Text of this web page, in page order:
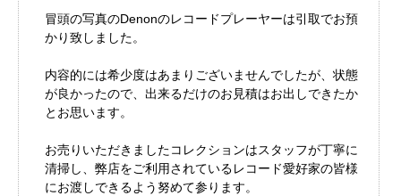
冒頭の写真のDenonのレコードプレーヤーは引取でお預
かり致しました。
内容的には希少度はあまりございませんでしたが、状態
が良かったので、出来るだけのお見積はお出しできたか
とお思います。
お売りいただきましたコレクションはスタッフが丁寧に
清掃し、弊店をご利用されているレコード愛好家の皆様
にお渡しできるよう努めて参ります。